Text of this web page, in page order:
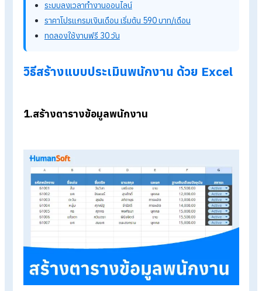
แบบฟอร์มประเมินพนักงาน คือ เครื่องมือที่ใช้ในการประเมินผลการ
ปฏิบัติงานของพนักงาน ช่วยให้นายจ้างสามารถวัดผลและประเมิน
ทักษะ ประสิทธิภาพ ความรู้ ความสามารถ และพฤติกรรมของ
โปรแกรมคำนวณเงินเดือนอัตโนมัติ
ระบบลงเวลาทำงานออนไลน์
ราคาโปรแกรมเงินเดือน เริ่มต้น 590 บาท/เดือน
ทดลองใช้งานฟรี 30 วัน
วิธีสร้างแบบประเมินพนักงาน ด้วย